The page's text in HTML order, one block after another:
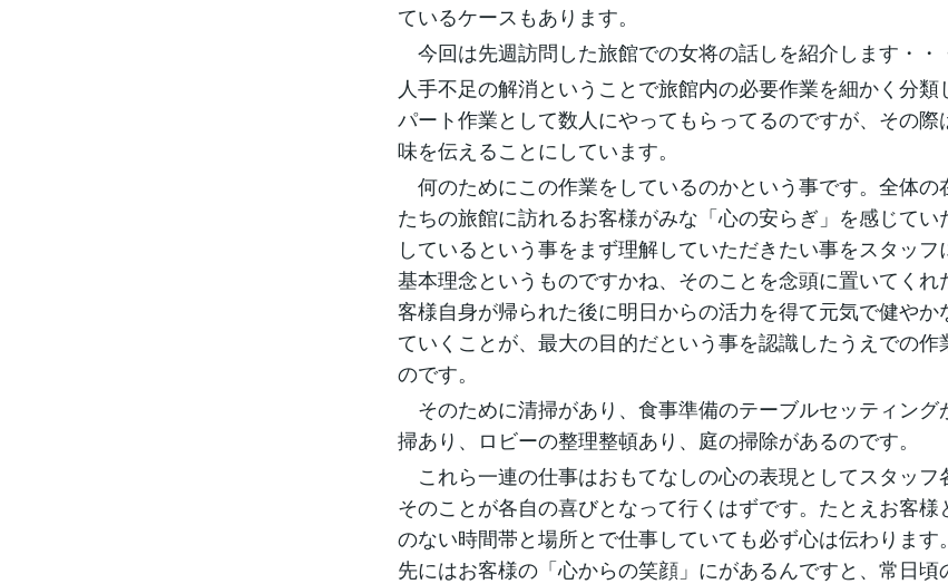
ているケースもあります。
今回は先週訪問した旅館での女将の話しを紹介します・・
人手不足の解消ということで旅館内の必要作業を細かく分
パート作業として数人にやってもらってるのですが、その際
味を伝えることにしています。
何のためにこの作業をしているのかという事です。全体の
たちの旅館に訪れるお客様がみな「心の安らぎ」を感じてい
しているという事をまず理解していただきたい事をスタッフ
基本理念というものですかね、そのことを念頭に置いてくれ
客様自身が帰られた後に明日からの活力を得て元気で健やか
ていくことが、最大の目的だという事を認識したうえでの作
のです。
そのために清掃があり、食事準備のテーブルセッティング
掃あり、ロビーの整理整頓あり、庭の掃除があるのです。
これら一連の仕事はおもてなしの心の表現としてスタッフ
そのことが各自の喜びとなって行くはずです。たとえお客様
のない時間帯と場所とで仕事していても必ず心は伝わります
先にはお客様の「心からの笑顔」にがあるんですと、常日頃